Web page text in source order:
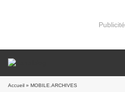
Publicité
Accueil » MOBILE.ARCHIVES